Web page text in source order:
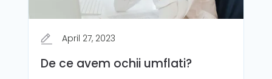
April 27, 2023
De ce avem ochii umflati?